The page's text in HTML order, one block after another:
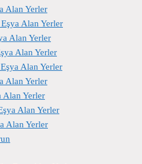
Alan Yerler
Alan Yerler
Alan Yerler
Alan Yerler
Alan Yerler
Alan Yerler
Alan Yerler
Alan Yerler
Alan Yerler